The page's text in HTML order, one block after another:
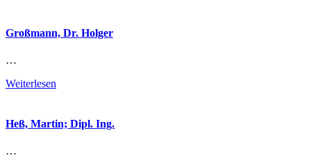
Großmann, Dr. Holger
…
Weiterlesen
Heß, Martin; Dipl. Ing.
…